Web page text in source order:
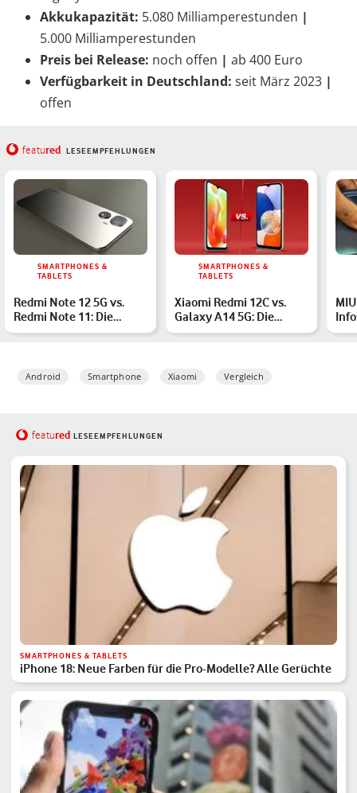
Akkukapazität: 5.080 Milliamperestunden |
5.000 Milliamperestunden
Preis bei Release: noch offen | ab 400 Euro
Verfügbarkeit in Deutschland: seit März 2023 |
offen
featured LESEEMPFEHLUNGEN
SMARTPHONES &
TABLETS
Redmi Note 12 5G vs.
Redmi Note 11: Die
Xiaomi-Geräte im
SMARTPHONES &
TABLETS
Xiaomi Redmi 12C vs.
Galaxy A14 5G: Die
Einsteiger-Smartphones
Android Smartphone Xiaomi Vergleich
featured LESEEMPFEHLUNGEN
SMARTPHONES & TABLETS
iPhone 18: Neue Farben für die Pro-Modelle? Alle Gerüchte